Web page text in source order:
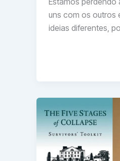
uns com os outros
ideias diferentes,